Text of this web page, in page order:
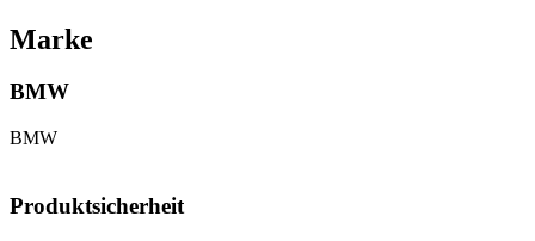
Marke
BMW
BMW
Produktsicherheit